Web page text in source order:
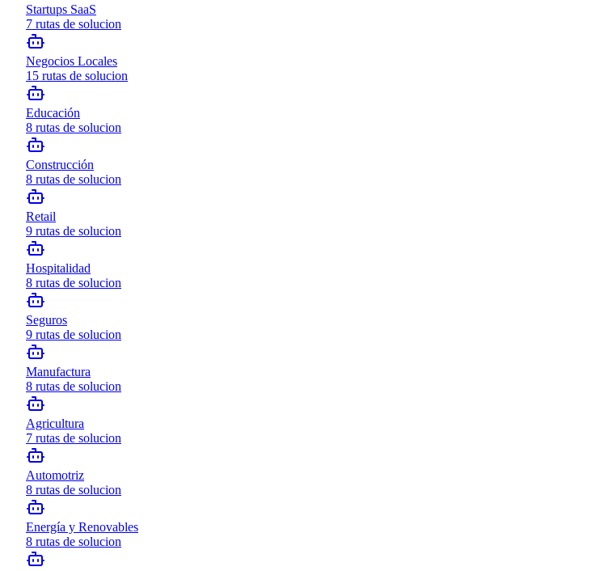
Startups SaaS
7 rutas de solucion
Negocios Locales
15 rutas de solucion
Educación
8 rutas de solucion
Construcción
8 rutas de solucion
Retail
9 rutas de solucion
Hospitalidad
8 rutas de solucion
Seguros
9 rutas de solucion
Manufactura
8 rutas de solucion
Agricultura
7 rutas de solucion
Automotriz
8 rutas de solucion
Energía y Renovables
8 rutas de solucion